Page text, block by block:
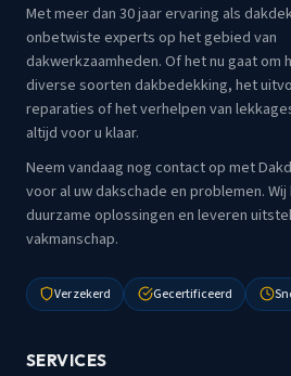
Met meer dan 30 jaar ervaring als
onbetwiste experts op het gebied van
dakwerkzaamheden. Of het nu gaat om
diverse soorten dakbedekking, het
reparaties of het verhelpen van
altijd voor u klaar.
Neem vandaag nog contact op met
voor al uw dakschade en problemen.
duurzame oplossingen en leveren
vakmanschap.
Verzekerd Gecertificeerd
SERVICES